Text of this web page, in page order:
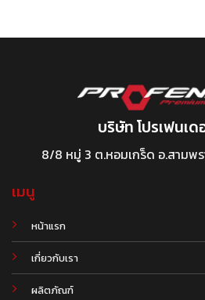
บริษัท โปรเฟนเ
8/8 หมู่ 3 ต.หอมเกร็ด อ.สามพ
เมนู
หน้าแรก
เกี่ยวกับเรา
ผลิตภัณฑ์